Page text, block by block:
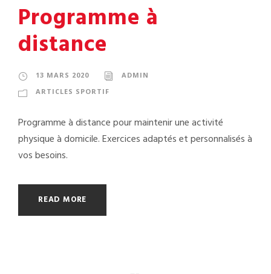
Programme à
distance
13 MARS 2020
ADMIN
ARTICLES SPORTIF
Programme à distance pour maintenir une activité
physique à domicile. Exercices adaptés et personnalisés à
vos besoins.
READ MORE